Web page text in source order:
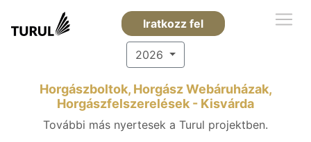
Iratkozz fel
2026
Horgászboltok, Horgász Webáruházak,
Horgászfelszerelések - Kisvárda
További más nyertesek a Turul projektben.